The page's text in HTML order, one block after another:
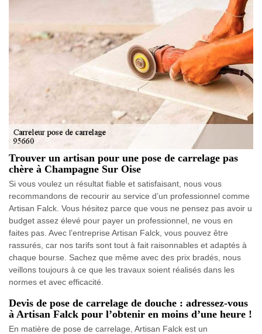
Trouver un artisan pour une pose de carrelage pas
chère à Champagne Sur Oise
Si vous voulez un résultat fiable et satisfaisant, nous vous
recommandons de recourir au service d’un professionnel comme
Artisan Falck. Vous hésitez parce que vous ne pensez pas avoir u
budget assez élevé pour payer un professionnel, ne vous en
faites pas. Avec l’entreprise Artisan Falck, vous pouvez être
rassurés, car nos tarifs sont tout à fait raisonnables et adaptés à
chaque bourse. Sachez que même avec des prix bradés, nous
veillons toujours à ce que les travaux soient réalisés dans les
normes et avec efficacité.
Devis de pose de carrelage de douche : adressez-vous
à Artisan Falck pour l’obtenir en moins d’une heure !
En matière de pose de carrelage, Artisan Falck est un